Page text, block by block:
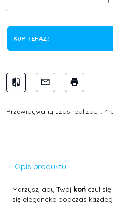
KUP TERAZ!
Przewidywany czas realizacji: 4
Opis produktu
Marzysz, aby Twój koń czuł
się elegancko podczas